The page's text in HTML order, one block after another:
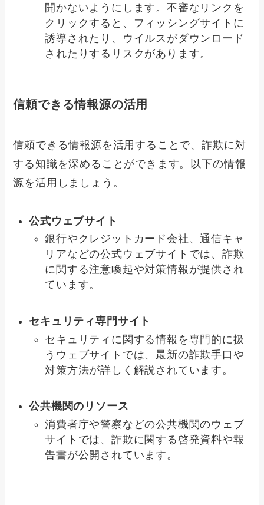
開かないようにします。不審なリンクを
クリックすると、フィッシングサイトに
誘導されたり、ウイルスがダウンロード
されたりするリスクがあります。
信頼できる情報源の活用
信頼できる情報源を活用することで、詐欺に対
する知識を深めることができます。以下の情報
源を活用しましょう。
公式ウェブサイト
銀行やクレジットカード会社、通信キャ
リアなどの公式ウェブサイトでは、詐欺
に関する注意喚起や対策情報が提供され
ています。
セキュリティ専門サイト
セキュリティに関する情報を専門的に扱
うウェブサイトでは、最新の詐欺手口や
対策方法が詳しく解説されています。
公共機関のリソース
消費者庁や警察などの公共機関のウェブ
サイトでは、詐欺に関する啓発資料や報
告書が公開されています。